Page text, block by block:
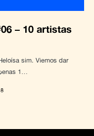
– 10 artistas
sim. Viemos dar
1…